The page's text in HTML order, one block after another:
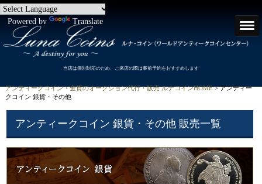
Powered by Translate
当店は個別対応のため、ご来店の際は事前予約をおすすめします
アンティークコイン・金貨のオークション代行・販売 ルナコインHOME> アンティー
クコイン 銀貨・その他
アンティークコイン 銀貨・その他 販売一覧